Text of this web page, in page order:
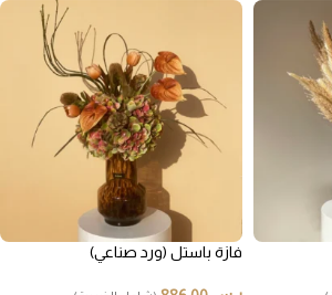
فازة باستل (ورد صناعي)